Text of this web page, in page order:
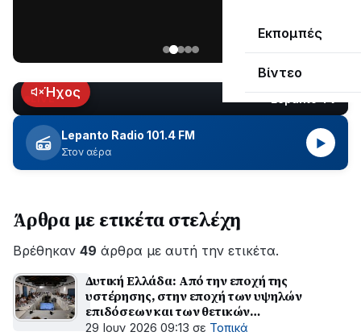
Εκπομπές
Βίντεο
Κωτσανά
για
τα
μεγάλα
έργα
LIVEΉχος
Lepanto Radio 101.4 FM
Στον αέρα
▶
Άρθρα με ετικέτα στελέχη
Βρέθηκαν 49 άρθρα με αυτή την ετικέτα.
Δυτική Ελλάδα: Από την εποχή της
υστέρησης, στην εποχή των υψηλών
επιδόσεων και των θετικών
αποτελεσμάτων
29 Ιουν 2026 09:13 σε Τοπικά